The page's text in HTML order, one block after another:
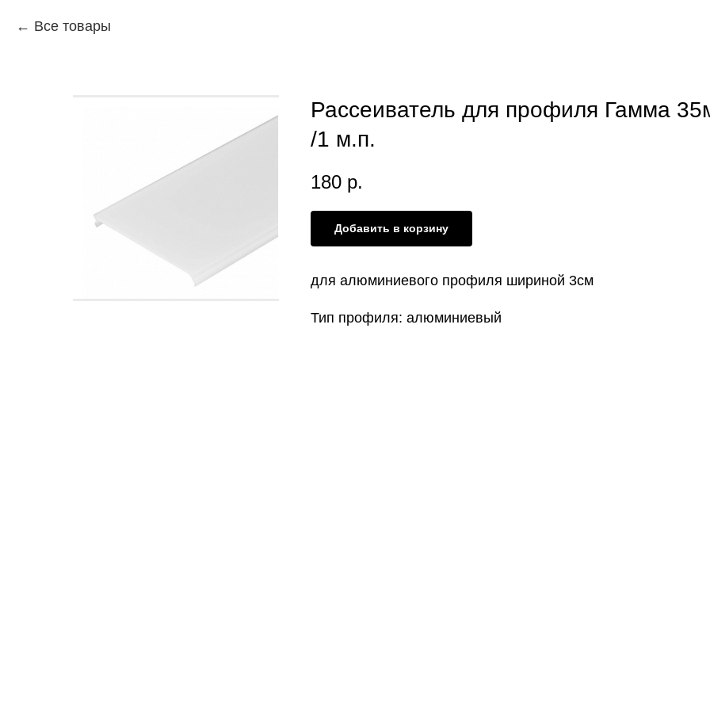
Все товары
Рассеиватель для профиля Гамма
/1 м.п.
180 р.
Добавить в корзину
для алюминиевого профиля шириной 3см
Тип профиля: алюминиевый